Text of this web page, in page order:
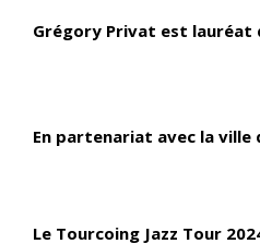
Grégory Privat est lauréat
En partenariat avec la ville
Le Tourcoing Jazz Tour